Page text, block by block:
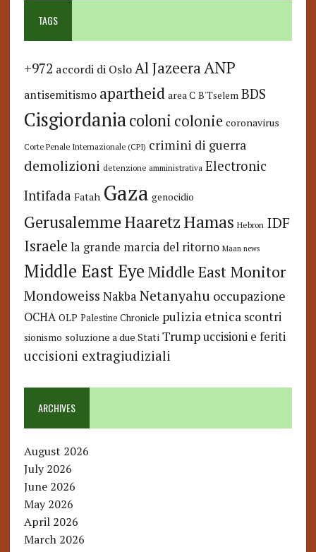
TAGS
+972 accordi di Oslo Al JazeeraANP
antisemitismo apartheid area C B'Tselem BDS
Cisgiordaniacoloni colonie coronavirus
Corte Penale Internazionale (CPI) crimini di guerra
demolizioni detenzione amministrativa Electronic
Intifada Fatah Gaza genocidio
GerusalemmeHaaretzHamas Hebron IDF
Israele la grande marcia del ritorno Maan news
Middle East Eye Middle East Monitor
Mondoweiss Nakba Netanyahu occupazione
OCHA OLP Palestine Chronicle pulizia etnica scontri
sionismo soluzione a due Stati Trump uccisioni e feriti
uccisioni extragiudiziali
ARCHIVES
August 2026
July 2026
June 2026
May 2026
April 2026
March 2026